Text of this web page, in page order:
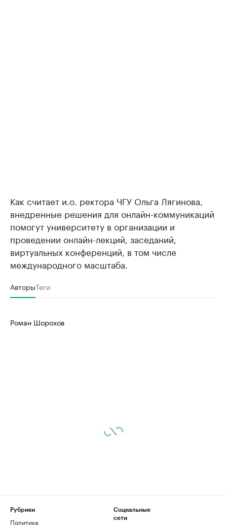
Как считает и.о. ректора ЧГУ Ольга Лягинова,
внедренные решения для онлайн-коммуникаций
помогут университету в организации и
проведении онлайн-лекций, заседаний,
виртуальных конференций, в том числе
международного масштаба.
АвторыТеги
Роман Шорохов
Рубрики
Политика
Социальные
сети